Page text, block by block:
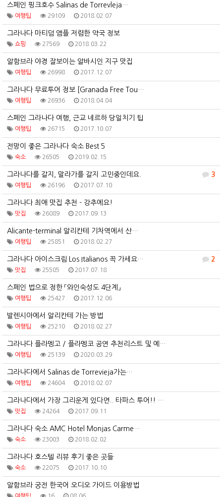
스페인 핑크호수 Salinas de Torrevleja…
여행팁 29109 2018.02.07
그라나다 마티덤 앰플 저렴한 약국 정보
쇼핑 27569 2018.03.22
알함브라 야경 잘보이는 알바시인 지구 맛집
여행팁 26998 2017.12.07
그라나다 무료투어 정보 [Granada Free Tou…
여행팁 26936 2018.04.04
스페인 그라나다 여행, 근교 네르하 당일치기 팁
여행팁 26715 2017.10.07
전망이 좋은 그라나다 숙소 Best 5
숙소 26505 2019.02.15
3
그라나다를 갈지, 말라가를 갈지 고민중인데요.
여행팁 26196 2017.07.10
그라나다 최애 맛집 추천 - 강추에요!
맛집 26089 2017.09.13
Alicante-terminal 알리칸테 기차역에서 산…
여행팁 25851 2018.02.27
2
그라나다 아이스크림 Los Italianos 꼭 가세요…
맛집 25505 2017.07.18
스페인 법으로 정한 「와인숙성도 4단계」
여행팁 25427 2017.12.06
발렌시아에서 알리칸테 가는 방법
여행팁 25210 2018.02.27
그라나다 플라멩고 / 플라멩코 공연 추천리스트 및 예…
여행팁 25139 2020.03.29
그라나다에서 Salinas de Torrevieja가는…
여행팁 24604 2018.02.07
그라나다에서 가장 그리운게 있다면.. 타파스 투어!! …
맛집 24264 2017.09.11
그라나다 숙소 AMC Hotel Monjas Carme…
숙소 23003 2018.02.02
그라나다 호스텔 리뷰 후기 좋은 곳들
숙소 22075 2017.10.10
알함브라 궁전 한국어 오디오 가이드 이용방법